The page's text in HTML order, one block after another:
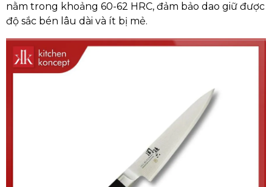
nằm trong khoảng 60-62 HRC, đảm bảo dao giữ được
độ sắc bén lâu dài và ít bị mẻ.